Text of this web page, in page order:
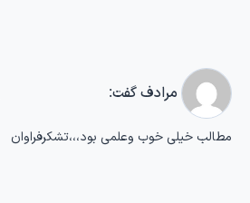
مرادفگفت:
مطالب خیلی خوب وعلمی بود،،،تشکرفراوان